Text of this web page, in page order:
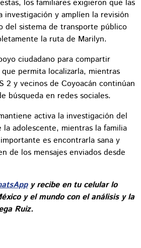
los familiares exigieron que las
investigación y amplíen la revisión
del sistema de transporte público
la ruta de Marilyn.
ciudadano para compartir
permita localizarla, mientras
2 y vecinos de Coyoacán continúan
búsqueda en redes sociales.
activa la investigación del
la adolescente, mientras la familia
es encontrarla sana y
de los mensajes enviados desde
y recibe en tu celular lo
y el mundo con el análisis y la
Ruiz.